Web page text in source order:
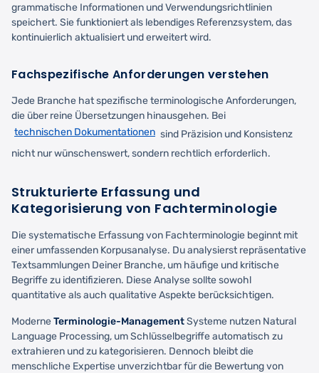
grammatische Informationen und Verwendungsrichtlinien
speichert. Sie funktioniert als lebendiges Referenzsystem, das
kontinuierlich aktualisiert und erweitert wird.
Fachspezifische Anforderungen verstehen
Jede Branche hat spezifische terminologische Anforderungen,
die über reine Übersetzungen hinausgehen. Bei
technischen Dokumentationen sind Präzision und Konsistenz
nicht nur wünschenswert, sondern rechtlich erforderlich.
Strukturierte Erfassung und
Kategorisierung von Fachterminologie
Die systematische Erfassung von Fachterminologie beginnt mit
einer umfassenden Korpusanalyse. Du analysierst repräsentative
Textsammlungen Deiner Branche, um häufige und kritische
Begriffe zu identifizieren. Diese Analyse sollte sowohl
quantitative als auch qualitative Aspekte berücksichtigen.
ModerneTerminologie-ManagementSysteme nutzen Natural
Language Processing, um Schlüsselbegriffe automatisch zu
extrahieren und zu kategorisieren. Dennoch bleibt die
menschliche Expertise unverzichtbar für die Bewertung von